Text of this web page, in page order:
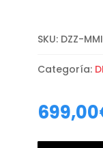
SKU: DZZ-
Categoría:
699,00